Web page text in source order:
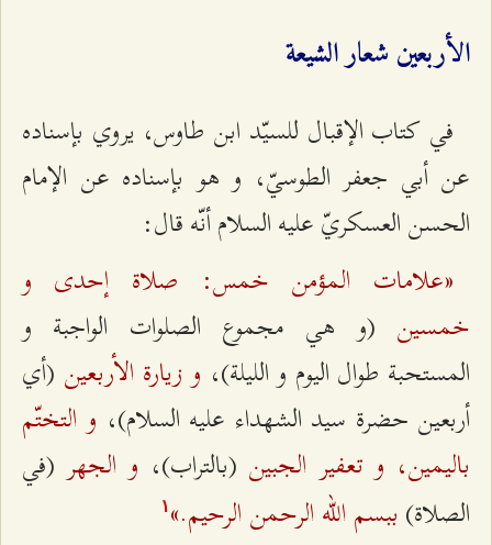
الأربعين شعار الشيعة
في كتاب الإقبال للسيّد ابن طاوس، يروي بإسناده
عن أبي جعفر الطوسيّ، و هو بإسناده عن الإمام
الحسن العسكريّ عليه السلام أنّه قال:
«علامات المؤمن خمس: صلاة إحدى و
خمسين (و هي مجموع الصلوات الواجبة و
المستحبة طوال اليوم و الليلة)، و زيارة الأربعين (أي
أربعين حضرة سيد الشهداء عليه السلام)، و التختّم
باليمين، و تعفير الجبين (بالتراب)، و الجهر (في
الصلاة) ببسم الله الرحمن الرحيم.» ۱